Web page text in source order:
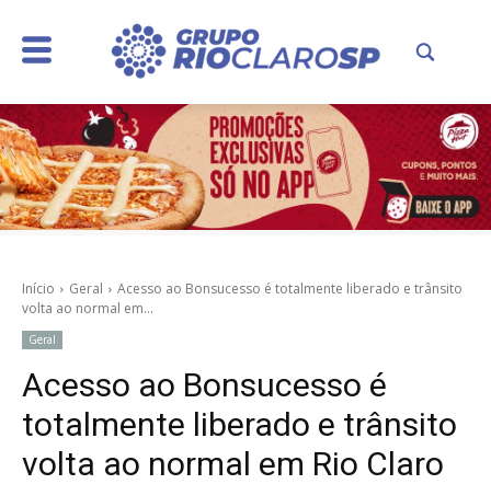
Início Geral
Acesso ao Bonsucesso é totalmente liberado e trânsito
volta ao normal em...
Geral
Acesso ao Bonsucesso é
totalmente liberado e trânsito
volta ao normal em Rio Claro